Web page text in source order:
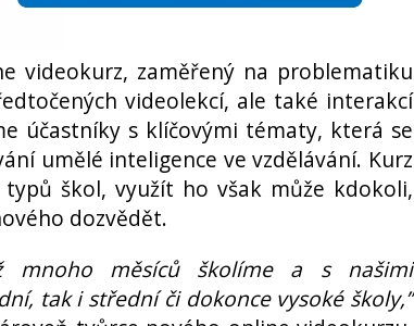
videokurz, zaměřený na problematiku
videolekcí, ale také interakcí
účastníky s klíčovými tématy, která se
umělé inteligence ve vzdělávání. Kurz
škol, využít ho však může kdokoli,
dozvědět.
mnoho měsíců školíme a s našimi
tak i střední či dokonce vysoké školy,”